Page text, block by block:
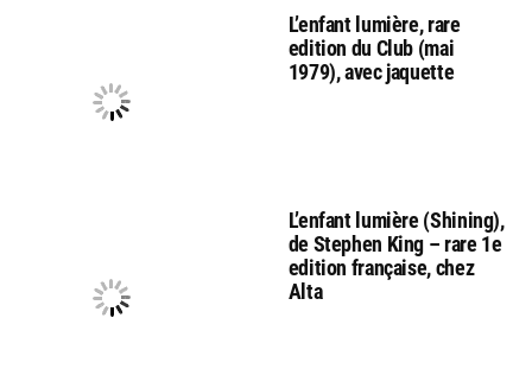
L’enfant lumière, rare
edition du Club (mai
1979), avec jaquette
L’enfant lumière (Shining),
de Stephen King – rare 1e
edition française, chez
Alta